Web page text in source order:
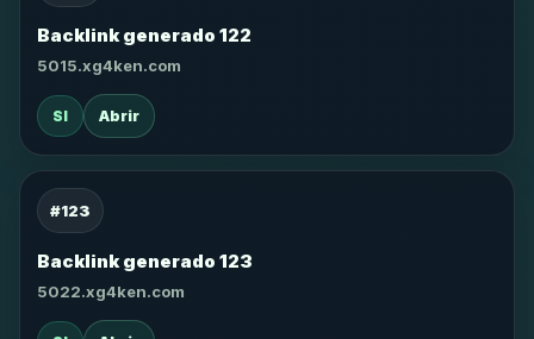
Backlink generado 122
5015.xg4ken.com
SI Abrir
#123
Backlink generado 123
5022.xg4ken.com